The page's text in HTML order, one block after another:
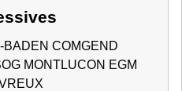
COMGEND
MONTLUCON EGM